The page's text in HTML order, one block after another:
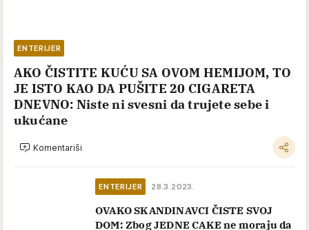
ENTERIJER
AKO ČISTITE KUĆU SA OVOM HEMIJOM, TO
JE ISTO KAO DA PUŠITE 20 CIGARETA
DNEVNO: Niste ni svesni da trujete sebe i
ukućane
Komentariši
ENTERIJER 28.3.2023.
OVAKO SKANDINAVCI ČISTE SVOJ
DOM: Zbog JEDNE CAKE ne moraju da